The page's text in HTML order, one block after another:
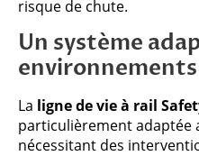
risque de chute.
Un système
La ligne de vie à rail
particulièrement adaptée
nécessitant des